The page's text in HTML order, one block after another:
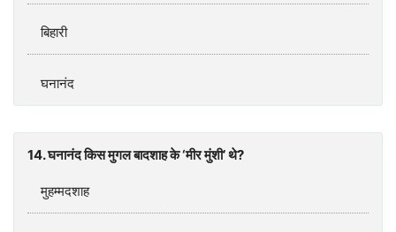
बिहारी
घनानंद
14. घनानंद किस मुगल बादशाह के ‘मीर मुंशी’ थे?
मुहम्मदशाह